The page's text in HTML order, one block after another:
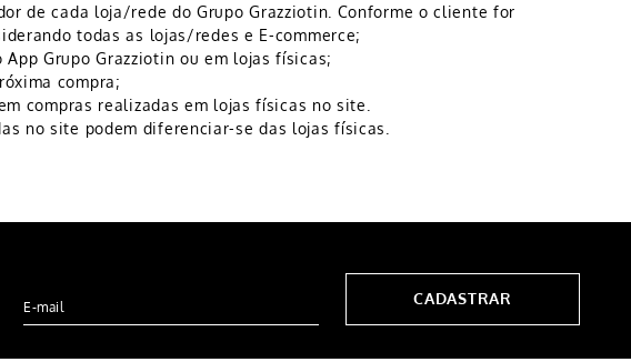
de cada loja/rede do Grupo Grazziotin. Conforme o cliente for
todas as lojas/redes e E-commerce;
Grupo Grazziotin ou em lojas físicas;
compra;
compras realizadas em lojas físicas no site.
no site podem diferenciar-se das lojas físicas.
CADASTRAR